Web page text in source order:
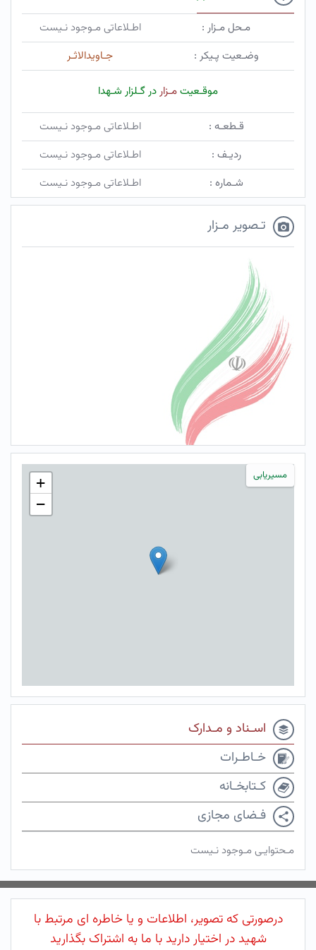
مـحل مـزار :
اطـلاعاتی مـوجود نـیست
وضـعیت پـیکر :
جـاویدالاثـر
موقـعیتمـزاردر گـلزار شـهدا
قـطعـه :
اطـلاعاتی مـوجود نـیست
ردیـف :
اطـلاعاتی مـوجود نـیست
شـماره :
اطـلاعاتی مـوجود نـیست
تـصویر مـزار
مسیریابی
+
−
اسـناد و مـدارک
خـاطـرات
کـتابخـانه
فـضای مجازی
مـحتوایـی مـوجود نـیست
درصورتی که تصویر، اطلاعات و یا خاطره ای مرتبط با
شهید در اختیار دارید با ما به اشتراک بگذارید